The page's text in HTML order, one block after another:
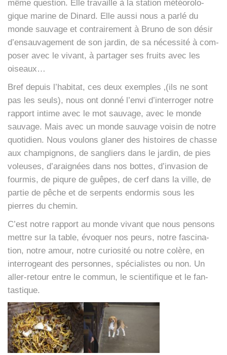
même ques­tion. Elle tra­vaille à la sta­tion météo­ro­lo­
gique marine de Dinard. Elle aus­si nous a par­lé du
monde sau­vage et contrai­re­ment à Bru­no de son désir
d’ensauvagement de son jar­din, de sa néces­si­té à com­
po­ser avec le vivant, à par­ta­ger ses fruits avec les
oiseaux…
Bref depuis l’habitat, ces deux exemples ‚(ils ne sont
pas les seuls), nous ont don­né l’envi d’interroger notre
rap­port intime avec le mot sau­vage, avec le monde
sau­vage. Mais avec un monde sau­vage voi­sin de notre
quo­ti­dien. Nous vou­lons gla­ner des his­toires de chasse
aux cham­pi­gnons, de san­gliers dans le jar­din, de pies
voleuses, d’araignées dans nos bottes, d’invasion de
four­mis, de piqure de guêpes, de cerf dans la ville, de
par­tie de pêche et de ser­pents endor­mis sous les
pierres du che­min.
C’est notre rap­port au monde vivant que nous pen­sons
mettre sur la table, évo­quer nos peurs, notre fas­ci­na­
tion, notre amour, notre curio­si­té ou notre colère, en
inter­ro­geant des per­sonnes, spé­cia­listes ou non. Un
aller-retour entre le com­mun, le scien­ti­fique et le fan­
tas­tique.